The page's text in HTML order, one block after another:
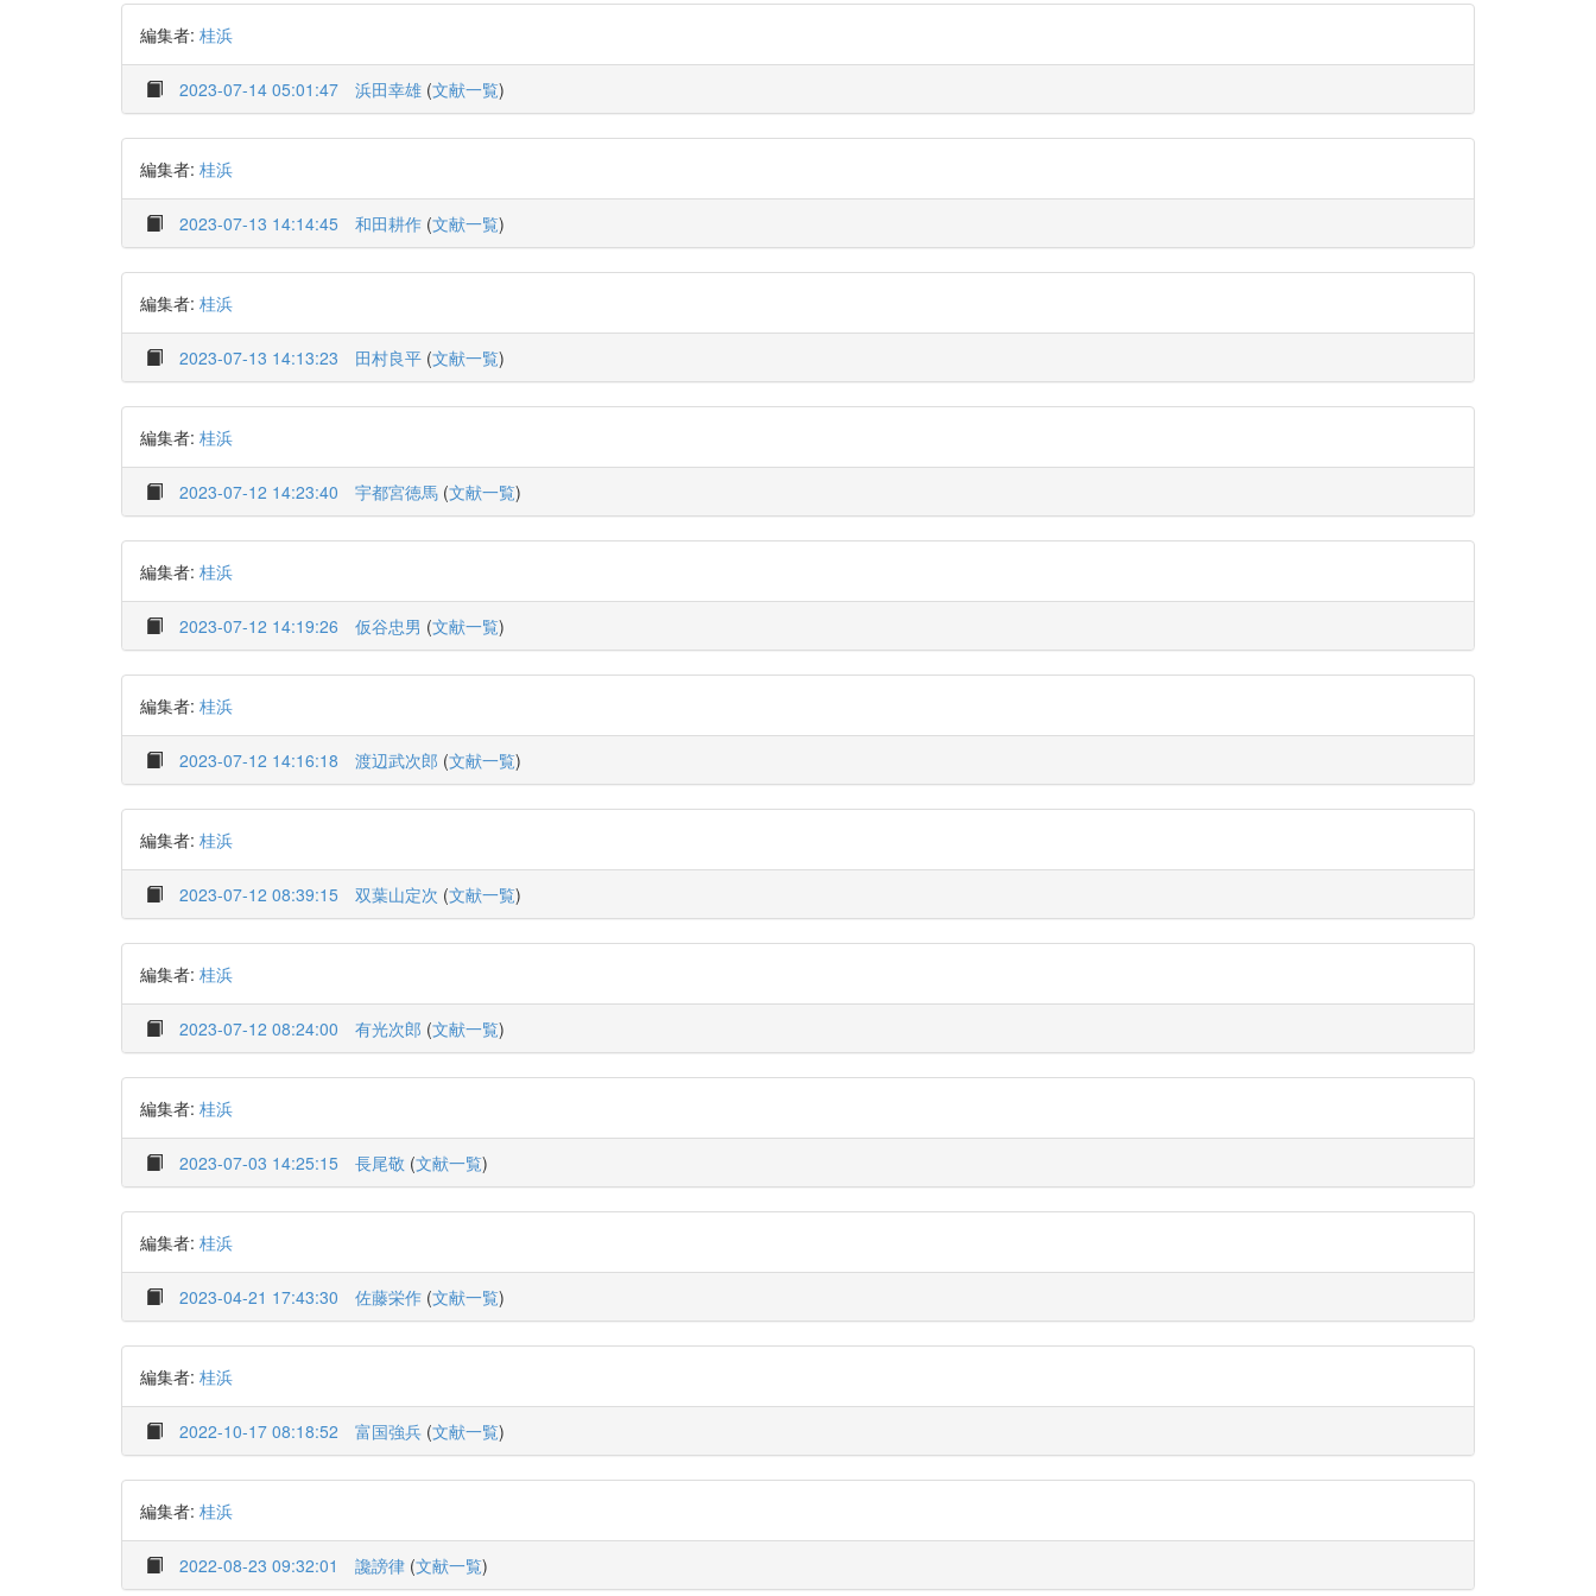
編集者: 桂浜
2023-07-14 05:01:47 浜田幸雄 (文献一覧)
編集者: 桂浜
2023-07-13 14:14:45 和田耕作 (文献一覧)
編集者: 桂浜
2023-07-13 14:13:23 田村良平 (文献一覧)
編集者: 桂浜
2023-07-12 14:23:40 宇都宮徳馬 (文献一覧)
編集者: 桂浜
2023-07-12 14:19:26 仮谷忠男 (文献一覧)
編集者: 桂浜
2023-07-12 14:16:18 渡辺武次郎 (文献一覧)
編集者: 桂浜
2023-07-12 08:39:15 双葉山定次 (文献一覧)
編集者: 桂浜
2023-07-12 08:24:00 有光次郎 (文献一覧)
編集者: 桂浜
2023-07-03 14:25:15 長尾敬 (文献一覧)
編集者: 桂浜
2023-04-21 17:43:30 佐藤栄作 (文献一覧)
編集者: 桂浜
2022-10-17 08:18:52 富国強兵 (文献一覧)
編集者: 桂浜
2022-08-23 09:32:01 讒謗律 (文献一覧)